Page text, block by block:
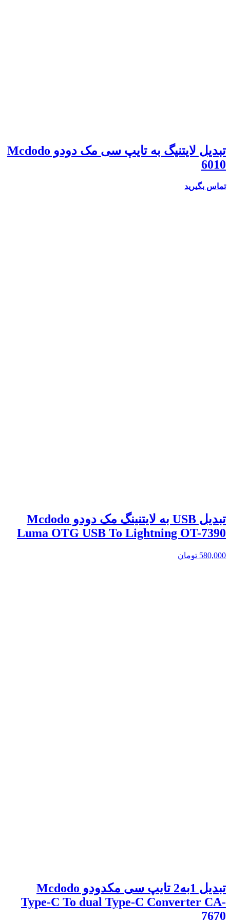
تبدیل لایتنیگ به تایپ سی مک دودو Mcdodo
6010
تماس بگیرید
تبدیل USB به لایتنینگ مک دودو Mcdodo
Luma OTG USB To Lightning OT-7390
580,000 تومان
تبدیل 1به2 تایپ سی مکدودو Mcdodo
Type-C To dual Type-C Converter CA-
7670